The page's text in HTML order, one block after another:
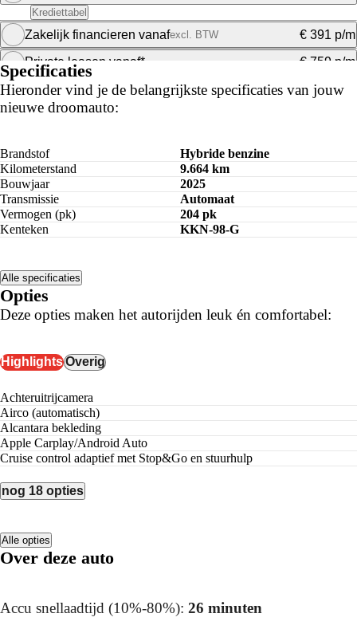
Krediettabel
Maandbedrag berekenen
Zakelijk financieren vanafexcl. BTW € 391 p/m
Private leasen vanaf* € 759 p/m
Specificaties
Hieronder vind je de belangrijkste specificaties van jouw
nieuwe droomauto:
Brandstof
Hybride benzine
Kilometerstand
9.664 km
Bouwjaar
2025
Transmissie
Automaat
Vermogen (pk)
204 pk
Kenteken
KKN-98-G
Alle specificaties
Opties
Deze opties maken het autorijden leuk én comfortabel:
HighlightsOverig
achteruitrijcamera
airco (automatisch)
alcantara bekleding
Apple Carplay/Android Auto
cruise control adaptief met Stop&Go en stuurhulp
nog 18 opties
Alle opties
Over deze auto
Accu snellaadtijd (10%-80%): 26 minuten